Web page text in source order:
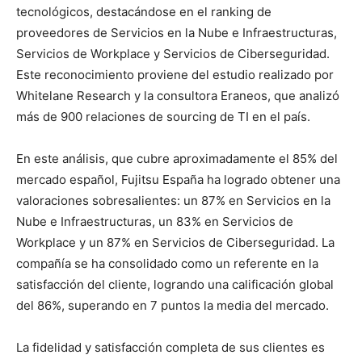
tecnológicos, destacándose en el ranking de
proveedores de Servicios en la Nube e Infraestructuras,
Servicios de Workplace y Servicios de Ciberseguridad.
Este reconocimiento proviene del estudio realizado por
Whitelane Research y la consultora Eraneos, que analizó
más de 900 relaciones de sourcing de TI en el país.
En este análisis, que cubre aproximadamente el 85% del
mercado español, Fujitsu España ha logrado obtener una
valoraciones sobresalientes: un 87% en Servicios en la
Nube e Infraestructuras, un 83% en Servicios de
Workplace y un 87% en Servicios de Ciberseguridad. La
compañía se ha consolidado como un referente en la
satisfacción del cliente, logrando una calificación global
del 86%, superando en 7 puntos la media del mercado.
La fidelidad y satisfacción completa de sus clientes es